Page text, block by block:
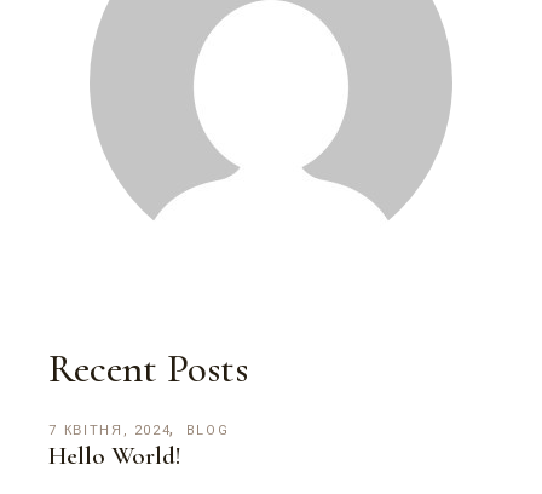
Recent Posts
7 КВІТНЯ, 2024 BLOG
Hello World!